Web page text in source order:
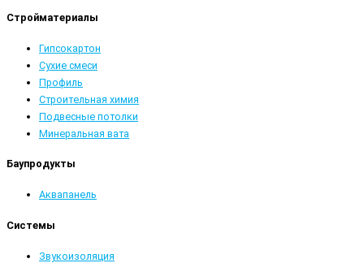
Стройматериалы
Гипсокартон
Сухие смеси
Профиль
Строительная химия
Подвесные потолки
Минеральная вата
Баупродукты
Аквапанель
Системы
Звукоизоляция